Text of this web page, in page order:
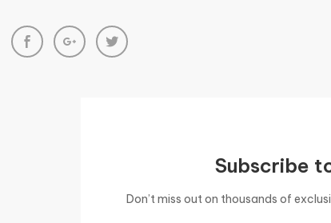
Subscribe
Don’t miss out on thousands of